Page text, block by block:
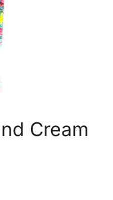
Cream